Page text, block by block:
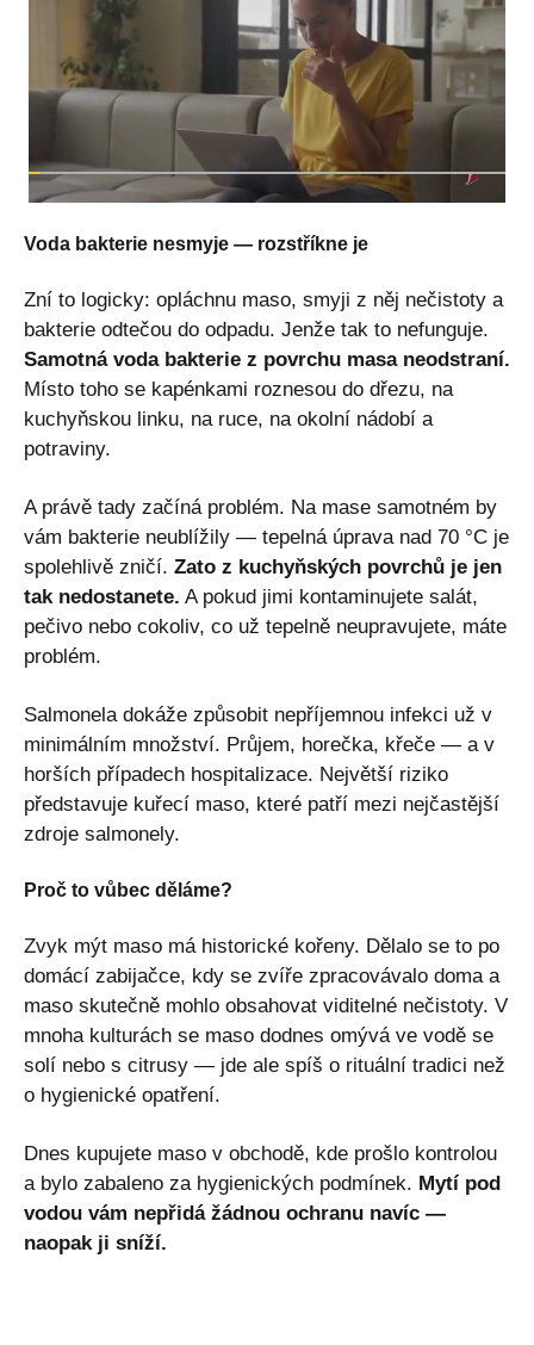
Voda bakterie nesmyje — rozstříkne je
Zní to logicky: opláchnu maso, smyji z něj nečistoty a
bakterie odtečou do odpadu. Jenže tak to nefunguje.
Samotná voda bakterie z povrchu masa neodstraní.
Místo toho se kapénkami roznesou do dřezu, na
kuchyňskou linku, na ruce, na okolní nádobí a
potraviny.
A právě tady začíná problém. Na mase samotném by
vám bakterie neublížily — tepelná úprava nad 70 °C je
spolehlivě zničí. Zato z kuchyňských povrchů je jen
tak nedostanete. A pokud jimi kontaminujete salát,
pečivo nebo cokoliv, co už tepelně neupravujete, máte
problém.
Salmonela dokáže způsobit nepříjemnou infekci už v
minimálním množství. Průjem, horečka, křeče — a v
horších případech hospitalizace. Největší riziko
představuje kuřecí maso, které patří mezi nejčastější
zdroje salmonely.
Proč to vůbec děláme?
Zvyk mýt maso má historické kořeny. Dělalo se to po
domácí zabijačce, kdy se zvíře zpracovávalo doma a
maso skutečně mohlo obsahovat viditelné nečistoty. V
mnoha kulturách se maso dodnes omývá ve vodě se
solí nebo s citrusy — jde ale spíš o rituální tradici než
o hygienické opatření.
Dnes kupujete maso v obchodě, kde prošlo kontrolou
a bylo zabaleno za hygienických podmínek. Mytí pod
vodou vám nepřidá žádnou ochranu navíc —
naopak ji sníží.